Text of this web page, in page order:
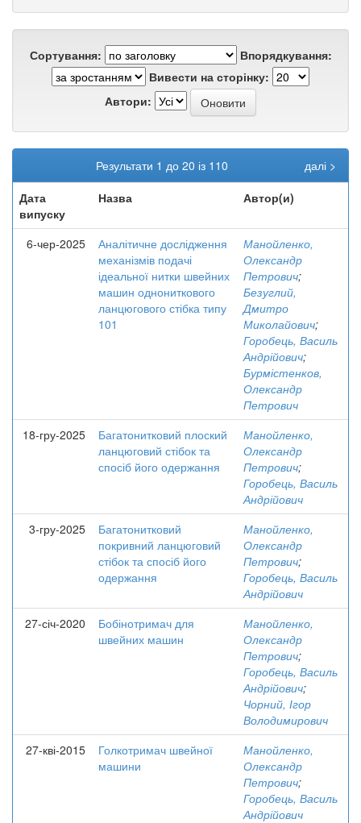
Сортування:
Впорядкування:
Вивести на сторінку:
Автори:
Результати 1 до 20 із 110
далі >
Дата
випуску
Назва Автор(и)
6-чер-2025
Аналітичне дослідження
механізмів подачі
ідеальної нитки швейних
машин однониткового
ланцюгового стібка типу
101
Манойленко,
Олександр
Петрович;
Безуглий,
Дмитро
Миколайович;
Горобець, Василь
Андрійович;
Бурмістенков,
Олександр
Петрович
18-гру-2025
Багатонитковий плоский
ланцюговий стібок та
спосіб його одержання
Манойленко,
Олександр
Петрович;
Горобець, Василь
Андрійович
3-гру-2025
Багатонитковий
покривний ланцюговий
стібок та спосіб його
одержання
Манойленко,
Олександр
Петрович;
Горобець, Василь
Андрійович
27-січ-2020
Бобінотримач для
швейних машин
Манойленко,
Олександр
Петрович;
Горобець, Василь
Андрійович;
Чорний, Ігор
Володимирович
27-кві-2015
Голкотримач швейної
машини
Манойленко,
Олександр
Петрович;
Горобець, Василь
Андрійович